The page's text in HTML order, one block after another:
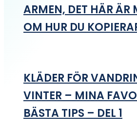
ARMEN, DET HÄR
OM HUR DU
KLÄDER FÖR
VINTER – MINA
BÄSTA TIPS – DEL 1